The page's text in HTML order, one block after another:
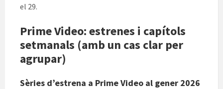
el 29.
Prime Video: estrenes i capítols
setmanals (amb un cas clar per
agrupar)
Sèries d’estrena a Prime Video al gener 2026